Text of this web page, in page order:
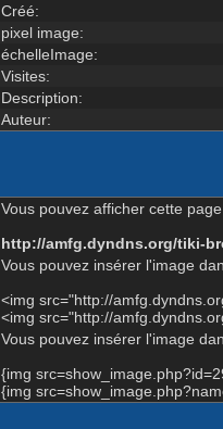
Créé:
pixel image:
échelleImage:
Visites:
Description:
Auteur:
Vous pouvez afficher cette
http://amfg.dyndns.org/tiki-
Vous pouvez insérer l'image
<img src="http://
<img src="http://
Vous pouvez insérer l'image
{img
{img